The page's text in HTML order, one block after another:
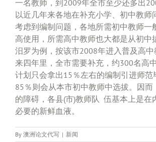
一名教师，到2009年全市至少还多出
以近几年来各地在补充小学、初中教师
考虑到编制问题，各地所需初中教师一
高使用，所需高中教师也大都是从初中
汨罗为例，按该市2008年进入普及高
来四年里，全市需要补充，约300名高
计划只会拿出15％左右的编制引进师范
85％则会从本市初中教师中选拔。因而
的障碍，各县(市)教师队 伍基本上是在
必要的新鲜血液。
By 澳洲论文代写 | 新闻